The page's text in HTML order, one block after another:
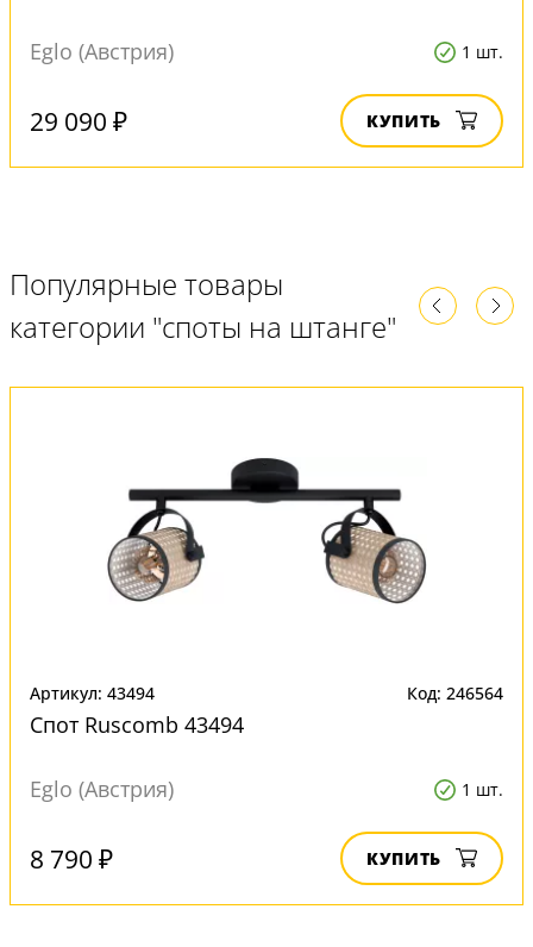
Eglo (Австрия) 1 шт.
29 090 ₽ КУПИТЬ
Популярные товары
категории "споты на штанге"
Артикул: 43494 Код: 246564
Спот Ruscomb 43494
Eglo (Австрия) 1 шт.
8 790 ₽ КУПИТЬ